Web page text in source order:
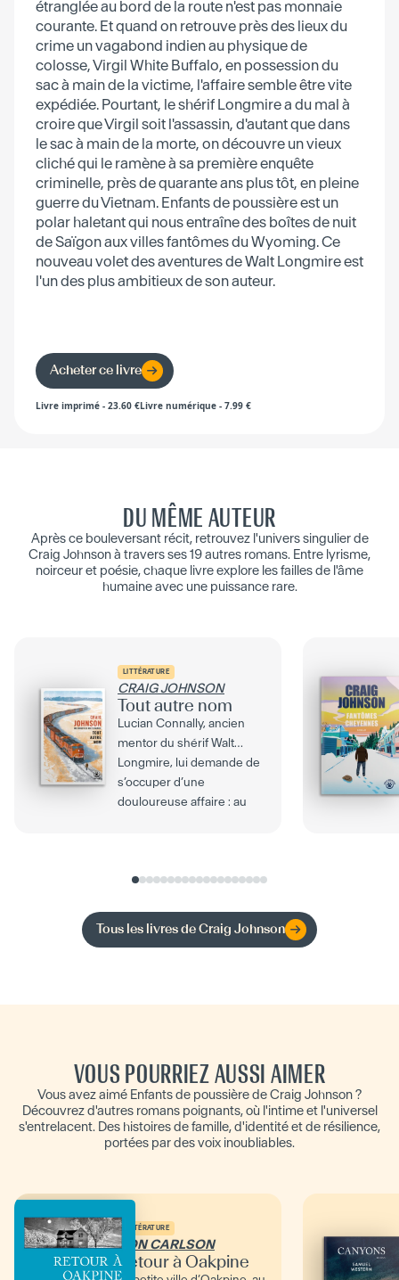
étranglée au bord de la route n'est pas monnaie
courante. Et quand on retrouve près des lieux du
crime un vagabond indien au physique de
colosse, Virgil White Buffalo, en possession du
sac à main de la victime, l'affaire semble être vite
expédiée. Pourtant, le shérif Longmire a du mal à
croire que Virgil soit l'assassin, d'autant que dans
le sac à main de la morte, on découvre un vieux
cliché qui le ramène à sa première enquête
criminelle, près de quarante ans plus tôt, en pleine
guerre du Vietnam. Enfants de poussière est un
polar haletant qui nous entraîne des boîtes de nuit
de Saïgon aux villes fantômes du Wyoming. Ce
nouveau volet des aventures de Walt Longmire est
l'un des plus ambitieux de son auteur.
Acheter ce livre
Livre imprimé - 23.60 €Livre numérique - 7.99 €
DU MÊME AUTEUR
Après ce bouleversant récit, retrouvez l'univers singulier de
Craig Johnson à travers ses 19 autres romans. Entre lyrisme,
noirceur et poésie, chaque livre explore les failles de l'âme
humaine avec une puissance rare.
LITTÉRATURE
CRAIG JOHNSON
Tout autre nom
Lucian Connally, ancien
mentor du shérif Walt
Longmire, lui demande de
s’occuper d’une
douloureuse affaire : au
Tous les livres deCraig Johnson
VOUS POURRIEZ AUSSI AIMER
Vous avez aimé Enfants de poussière de Craig Johnson ?
Découvrez d'autres romans poignants, où l'intime et l'universel
s'entrelacent. Des histoires de famille, d'identité et de résilience,
portées par des voix inoubliables.
LITTÉRATURE
RON CARLSON
Retour à Oakpine